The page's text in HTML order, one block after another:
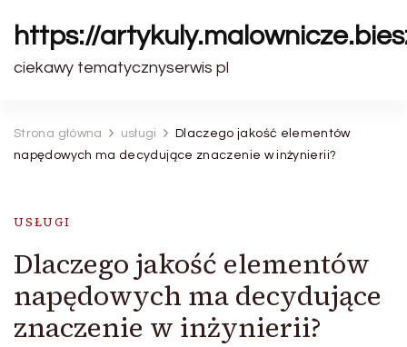
https://
ciekawy tematycznyserwis pl
Strona główna usługi
Dlaczego jakość elementów
napędowych ma decydujące znaczenie w inżynierii?
USŁUGI
Dlaczego jakość elementów
napędowych ma decydujące
znaczenie w inżynierii?